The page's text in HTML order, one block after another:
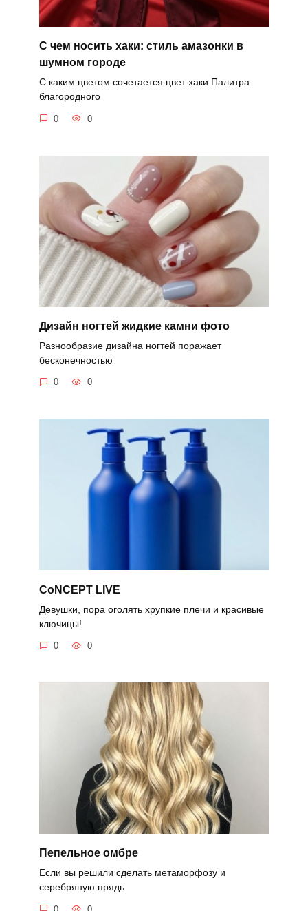
С чем носить хаки: стиль амазонки в
шумном городе
С каким цветом сочетается цвет хаки Палитра
благородного
0 0
Дизайн ногтей жидкие камни фото
Разнообразие дизайна ногтей поражает
бесконечностью
0 0
CoNCEPT LIVE
Девушки, пора оголять хрупкие плечи и красивые
ключицы!
0 0
Пепельное омбре
Если вы решили сделать метаморфозу и
серебряную прядь